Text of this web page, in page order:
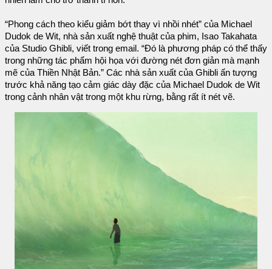
“Phong cách theo kiểu giảm bớt thay vì nhồi nhét” của Michael
Dudok de Wit, nhà sản xuất nghệ thuật của phim, Isao Takahata
của Studio Ghibli, viết trong email. “Đó là phương pháp có thể thấy
trong những tác phẩm hội họa với đường nét đơn giản mà mạnh
mẽ của Thiền Nhật Bản.” Các nhà sản xuất của Ghibli ấn tượng
trước khả năng tạo cảm giác dày đặc của Michael Dudok de Wit
trong cảnh nhân vật trong một khu rừng, bằng rất ít nét vẽ.